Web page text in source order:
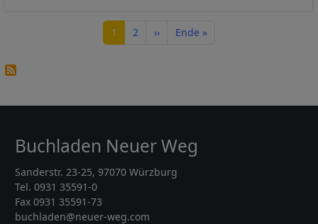
Seite
1 Seite
2 Nächste Seite
›› Letzte Seite
Ende »
Buchladen Neuer Weg
Sanderstr. 23-25, 97070 Würzburg
Tel. 0931 35591-0
Fax 0931 35591-73
buchladen@neuer-weg.com